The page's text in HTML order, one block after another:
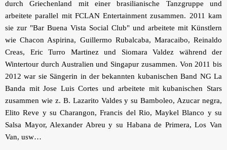
durch Griechenland mit einer brasilianische Tanzgruppe und
arbeitete parallel mit FCLAN Entertainment zusammen. 2011 kam
sie zur "Bar Buena Vista Social Club" und arbeitete mit Künstlern
wie Chacon Aspirina, Guillermo Rubalcaba, Maracaibo, Reinaldo
Creas, Eric Turro Martinez und Siomara Valdez während der
Wintertour durch Australien und Singapur zusammen. Von 2011 bis
2012 war sie Sängerin in der bekannten kubanischen Band NG La
Banda mit Jose Luis Cortes und arbeitete mit kubanischen Stars
zusammen wie z. B. Lazarito Valdes y su Bamboleo, Azucar negra,
Elito Reve y su Charangon, Francis del Rio, Maykel Blanco y su
Salsa Mayor, Alexander Abreu y su Habana de Primera, Los Van
Van, usw…